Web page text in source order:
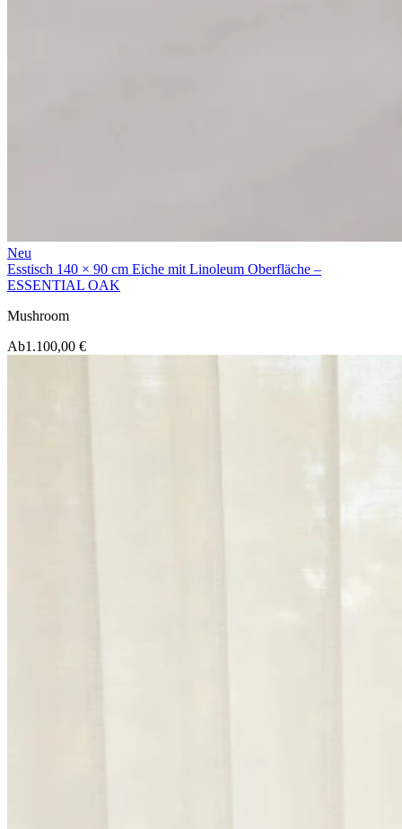
Neu
Esstisch 140 × 90 cm Eiche mit Linoleum Oberfläche –
ESSENTIAL OAK
Mushroom
Ab1.100,00 €